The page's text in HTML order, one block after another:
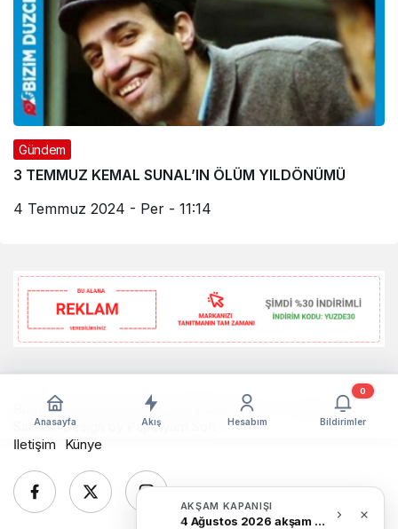
Gündem
3 TEMMUZ KEMAL SUNAL’IN ÖLÜM YILDÖNÜMÜ
4 Temmuz 2024 - Per - 11:14
AKŞAM KAPANIŞI
4 Ağustos 2026 akşam Haber Bülteni
Anasayfa Akış Hesabım Bildirimler
0
Bizim Düzce Gazetesi © Telif Hakkı 2026, Tüm Hakları
Saklıdır. Design by
Papatyam Soft
İletişim
Künye